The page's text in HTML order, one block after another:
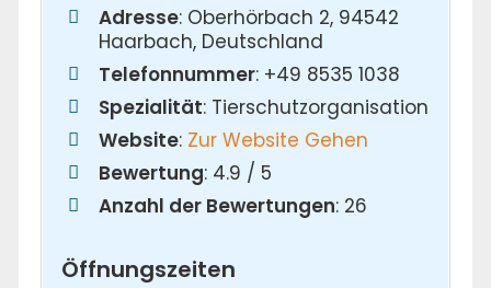
Adresse: Oberhörbach 2, 94542
Haarbach, Deutschland
Telefonnummer: +49 8535 1038
Spezialität: Tierschutzorganisation
Website: Zur Website Gehen
Bewertung: 4.9 / 5
Anzahl der Bewertungen: 26
Öffnungszeiten